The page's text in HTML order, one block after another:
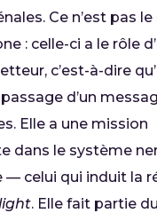
Ce n’est pas
: celle-ci a le rôle
c’est-à-dire
d’un
Elle a une mission
dans le système
— celui qui induit la
. Elle fait partie